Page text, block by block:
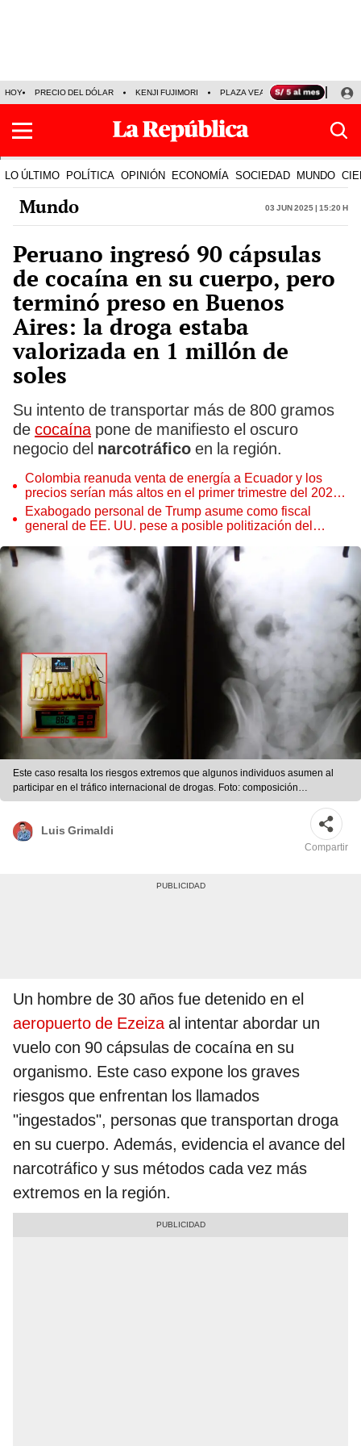
HOY PRECIO DEL DÓLAR KENJI FUJIMORI PLAZA VEA FERIADOS
LO ÚLTIMO POLÍTICA OPINIÓN ECONOMÍA SOCIEDAD MUNDO
Mundo 03 Jun 2025 | 15:20 h
Peruano ingresó 90 cápsulas
de cocaína en su cuerpo, pero
terminó preso en Buenos
Aires: la droga estaba
valorizada en 1 millón de
soles
Su intento de transportar más de 800 gramos
de cocaínapone de manifiesto el oscuro
negocio del narcotráfico en la región.
Colombia reanuda venta de energía a Ecuador y los
precios serían más altos en el primer trimestre del 2027,
según Cenace
Exabogado personal de Trump asume como fiscal
general de EE. UU. pese a posible politización del
Este caso resalta los riesgos extremos que algunos individuos asumen al
participar en el tráfico internacional de drogas. Foto: composición
LR/Clarín/Policía de Seguridad Aeroportuaria
Luis Grimaldi
Compartir
Un hombre de 30 años fue detenido en el
aeropuerto de Ezeizaal intentar abordar un
vuelo con 90 cápsulas de cocaína en su
organismo. Este caso expone los graves
riesgos que enfrentan los llamados
"ingestados", personas que transportan droga
en su cuerpo. Además, evidencia el avance del
narcotráfico y sus métodos cada vez más
extremos en la región.